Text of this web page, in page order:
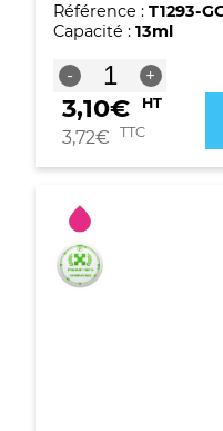
Référence : T1293-
Capacité : 13ml
-
quantité
de
Cartouche
Premium
G&G
Epson
T1293
-
C13T12934012
+
3,10€ HT
3,72€ TTC